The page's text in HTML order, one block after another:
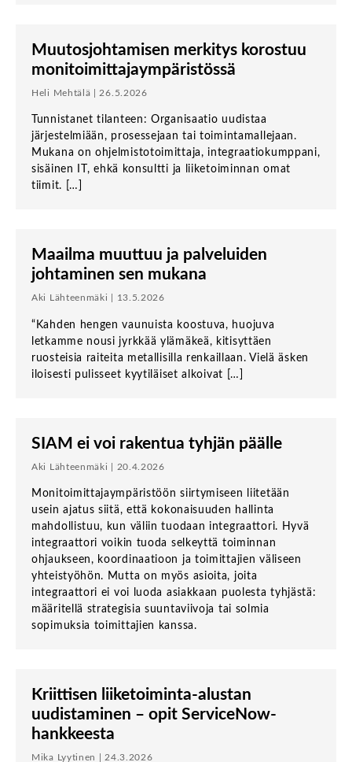
Muutosjohtamisen merkitys korostuu
monitoimittajaympäristössä
Heli Mehtälä | 26.5.2026
Tunnistanet tilanteen: Organisaatio uudistaa
järjestelmiään, prosessejaan tai toimintamallejaan.
Mukana on ohjelmistotoimittaja, integraatiokumppani,
sisäinen IT, ehkä konsultti ja liiketoiminnan omat
tiimit. […]
Maailma muuttuu ja palveluiden
johtaminen sen mukana
Aki Lähteenmäki | 13.5.2026
“Kahden hengen vaunuista koostuva, huojuva
letkamme nousi jyrkkää ylämäkeä, kitisyttäen
ruosteisia raiteita metallisilla renkaillaan. Vielä äsken
iloisesti pulisseet kyytiläiset alkoivat […]
SIAM ei voi rakentua tyhjän päälle
Aki Lähteenmäki | 20.4.2026
Monitoimittajaympäristöön siirtymiseen liitetään
usein ajatus siitä, että kokonaisuuden hallinta
mahdollistuu, kun väliin tuodaan integraattori. Hyvä
integraattori voikin tuoda selkeyttä toiminnan
ohjaukseen, koordinaatioon ja toimittajien väliseen
yhteistyöhön. Mutta on myös asioita, joita
integraattori ei voi luoda asiakkaan puolesta tyhjästä:
määritellä strategisia suuntaviivoja tai solmia
sopimuksia toimittajien kanssa.
Kriittisen liiketoiminta-alustan
uudistaminen – opit ServiceNow-
hankkeesta
Mika Lyytinen | 24.3.2026